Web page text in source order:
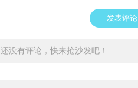
发表评论
还没有评论，快来抢沙发吧！